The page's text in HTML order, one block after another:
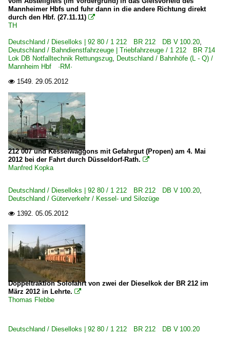
Unternehmen (A - K)
Deutsche Bahn Gleisbau GmbH ·DBG·
Die-Lei GmbH, Kassel ·DLI·
Unternehmen (L - Z)
Lokomotion Gesellschaft für Schienentraktion mbH ·LM·
Neckar-Schwarzwald-Alb Eisenbahnverkehrsgesellschaft
Vulkan-Eifel-Bahn GmbH, Gerolstein ·VEB·
Wiebe Gleisbau GmbH, Achim ·HFW·
Unternehmen | historisch
Mannheimer Hbfs und fuhr dann in die andere Richtung direkt
durch den Hbf. (27.11.11) 
TH
Deutschland / Dieselloks | 92 80 / 1 212 BR 212 DB V 100.20,
Deutschland / Bahndienstfahrzeuge | Triebfahrzeuge / 1 212 BR 714
Lok DB Notfalltechnik Rettungszug, Deutschland / Bahnhöfe (L - Q) /
Mannheim Hbf ·RM·
 1549. 29.05.2012
212 007 und Kesselwaggons mit Gefahrgut (Propen) am 4. Mai
2012 bei der Fahrt durch Düsseldorf-Rath. 
Manfred Kopka
Deutschland / Dieselloks | 92 80 / 1 212 BR 212 DB V 100.20,
Deutschland / Güterverkehr / Kessel- und Silozüge
 1392. 05.05.2012
Doppeltraktion Solofahrt von zwei der Dieselkok der BR 212 im
März 2012 in Lehrte. 
Thomas Flebbe
Deutschland / Dieselloks | 92 80 / 1 212 BR 212 DB V 100.20